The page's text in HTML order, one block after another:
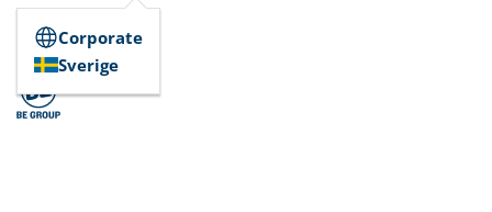
Corporate
Sverige